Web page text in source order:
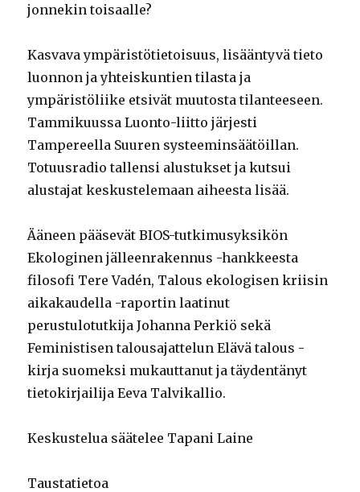
jonnekin toisaalle?
Kasvava ympäristötietoisuus, lisääntyvä tieto
luonnon ja yhteiskuntien tilasta ja
ympäristöliike etsivät muutosta tilanteeseen.
Tammikuussa Luonto-liitto järjesti
Tampereella Suuren systeeminsäätöillan.
Totuusradio tallensi alustukset ja kutsui
alustajat keskustelemaan aiheesta lisää.
Ääneen pääsevätBIOS-tutkimusyksikön
Ekologinen jälleenrakennus -hankkeesta
filosofi Tere Vadén, Talous ekologisen kriisin
aikakaudella -raportin laatinut
perustulotutkija Johanna Perkiö sekä
Feministisen talousajattelun Elävä talous -
kirja suomeksi mukauttanut ja täydentänyt
tietokirjailija Eeva Talvikallio.
Keskustelua säätelee Tapani Laine
Taustatietoa